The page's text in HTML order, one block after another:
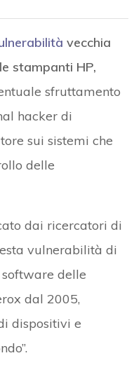
vecchia
stampanti HP,
sfruttamento
hacker di
sui sistemi che
delle
dai ricercatori di
vulnerabilità di
delle
dal 2005,
dispositivi e